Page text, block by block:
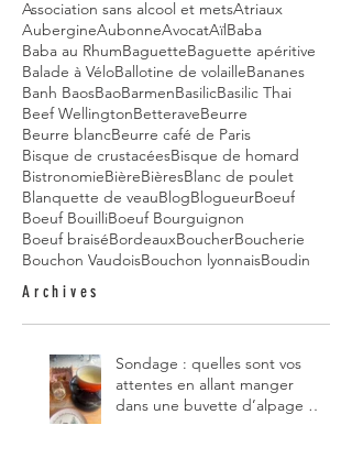
Association sans alcool et metsAtriaux
AubergineAubonneAvocatAïlBaba
Baba au RhumBaguetteBaguette apéritive
Balade à VéloBallotine de volailleBananes
Banh BaosBaoBarmenBasilicBasilic Thai
Beef WellingtonBetteraveBeurre
Beurre blancBeurre café de Paris
Bisque de crustacéesBisque de homard
BistronomieBièreBièresBlanc de poulet
Blanquette de veauBlogBlogueurBoeuf
Boeuf BouilliBoeuf Bourguignon
Boeuf braiséBordeauxBoucherBoucherie
Bouchon VaudoisBouchon lyonnaisBoudin
Archives
Sondage : quelles sont vos
attentes en allant manger
dans une buvette d’alpage et,